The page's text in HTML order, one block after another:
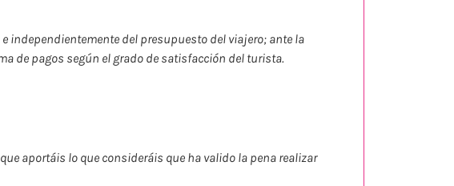
independientemente del presupuesto del viajero; ante la
de pagos según el grado de satisfacción del turista.
aportáis lo que consideráis que ha valido la pena realizar